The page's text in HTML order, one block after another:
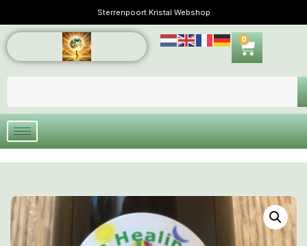
Sterrenpoort Kristal Webshop
0